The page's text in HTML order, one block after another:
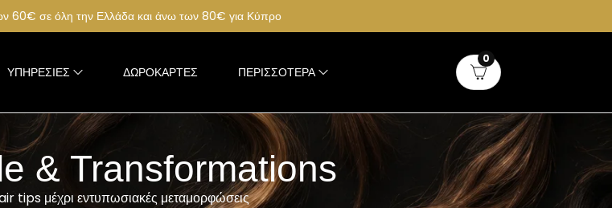
60€ σε όλη την Ελλάδα και άνω των 80€ για Κύπρο
ΥΠΗΡΕΣΊΕΣ ΔΩΡΟΚΆΡΤΕΣ ΠΕΡΙΣΣΌΤΕΡΑ
0
& Transformations
tips μέχρι εντυπωσιακές μεταμορφώσεις